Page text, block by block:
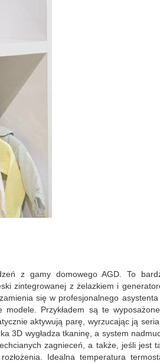
z gamy domowego AGD. To
zintegrowanej z żelazkiem i
się w profesjonalnego
Przykładem są te
aktywują parę, wyrzucając ją
3D wygładza tkaninę, a system
zagnieceń, a także, jeśli jest
Idealna temperatura